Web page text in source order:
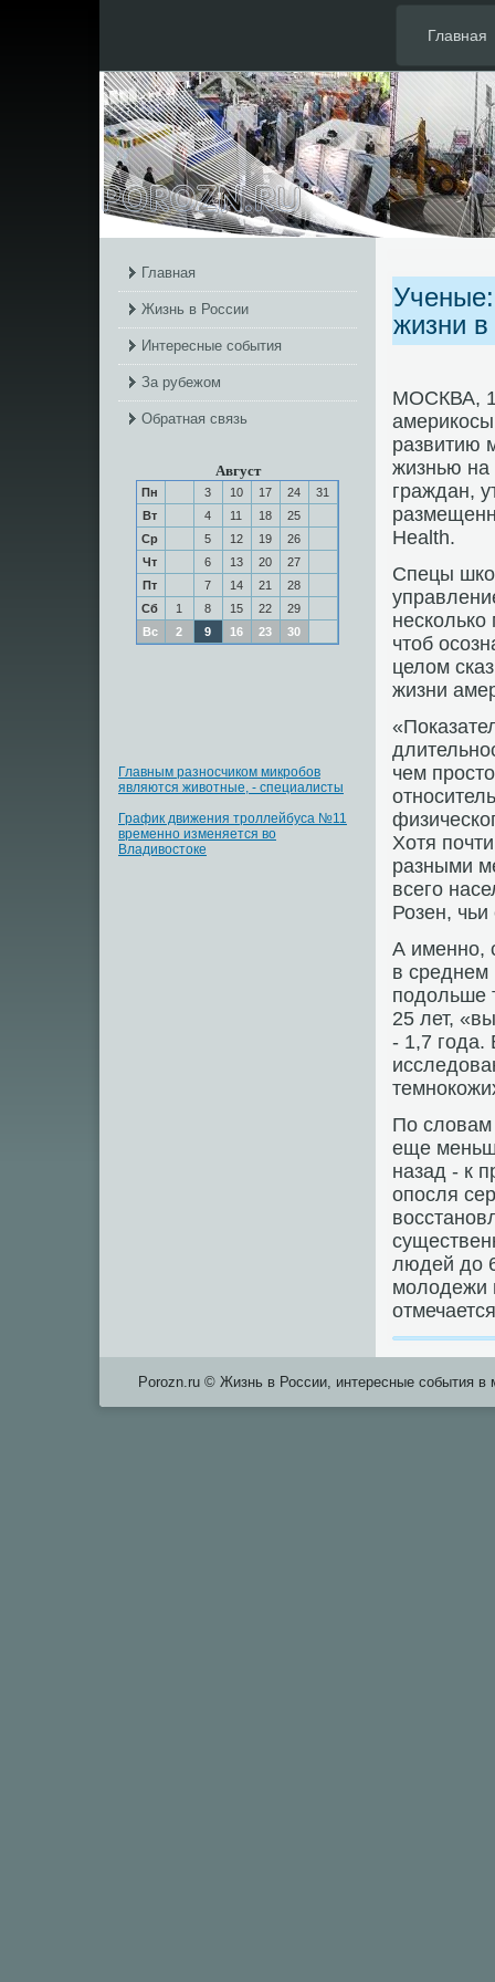
Главная
Главная
Жизнь в России
Интересные события
За рубежом
Обратная связь
Август
Пн 3 10 17 24
31
Вт
4 11 18
25
Ср
5 12 19
26
Чт
6 13 20
27
Пт
7 14 21
28
Сб
1 8 15 22
29
Вс
2 9 16 23 30
Главным разносчиком микробов
являются животные, - специалисты
График движения троллейбуса №11
временно изменяется во
Владивостоке
жизни
МОСКВА,
развитию
жизнью на
граждан,
Health.
Спецы
чтоб
целом
жизни
чем
Хотя
разными
всего
Розен,
А именно,
в среднем
подольше
25 лет,
- 1,7 года.
По словам
еще
назад - к
опосля
людей до
молодежи
Porozn.ru © Жизнь в России, интересные события в